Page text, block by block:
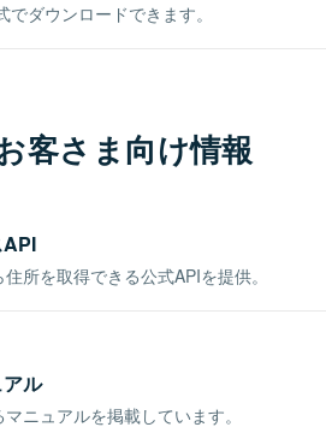
ダウンロードできます。
客さま向け情報
所を取得できる公式APIを提供。
ル
ニュアルを掲載しています。